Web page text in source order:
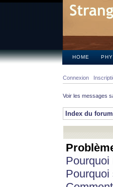
HOME
Connexion
Voir les messages
Index du forum
Pourquoi
Pourquoi